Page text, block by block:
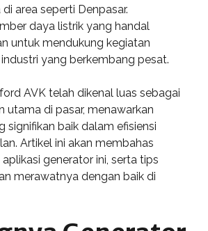
area seperti Denpasar.
daya listrik yang handal
untuk mendukung kegiatan
yang berkembang pesat.
AVK telah dikenal luas sebagai
utama di pasar, menawarkan
signifikan baik dalam efisiensi
Artikel ini akan membahas
generator ini, serta tips
merawatnya dengan baik di